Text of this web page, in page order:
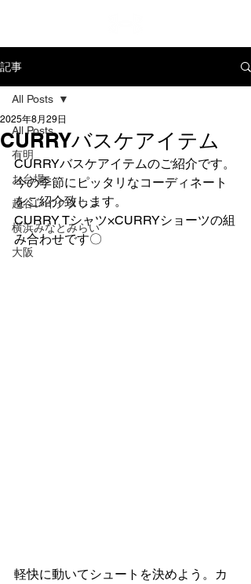
記事
All Posts
有明
お台場
越谷レイクタウン
横浜みなとみらい
大阪
All Posts
CURRYバスケアイテム
2025年8月29日
CURRYバスケアイテムのご紹介です。
今の季節にピッタリなコーディネート
をご紹介致します。
CURRY Tシャツ×CURRYショーツの組
み合わせです〇
軽快に動いてシュートを決めよう。カ